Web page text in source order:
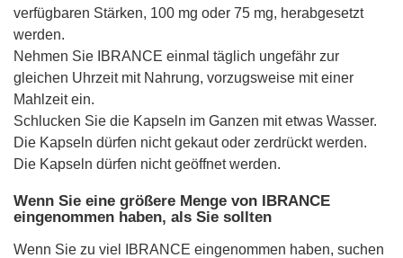
verfügbaren Stärken, 100 mg oder 75 mg, herabgesetzt
werden.
Nehmen Sie IBRANCE einmal täglich ungefähr zur
gleichen Uhrzeit mit Nahrung, vorzugsweise mit einer
Mahlzeit ein.
Schlucken Sie die Kapseln im Ganzen mit etwas Wasser.
Die Kapseln dürfen nicht gekaut oder zerdrückt werden.
Die Kapseln dürfen nicht geöffnet werden.
Wenn Sie eine größere Menge von IBRANCE
eingenommen haben, als Sie sollten
Wenn Sie zu viel IBRANCE eingenommen haben, suchen